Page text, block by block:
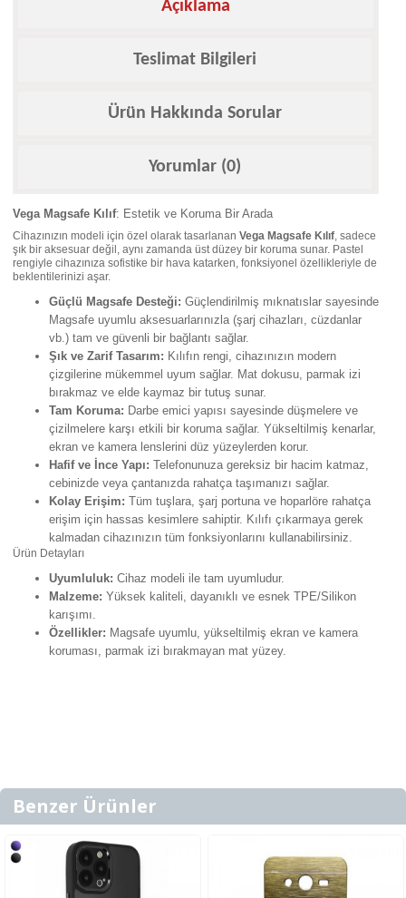
Açıklama
Teslimat Bilgileri
Ürün Hakkında Sorular
Yorumlar (0)
Vega Magsafe Kılıf: Estetik ve Koruma Bir Arada
Cihazınızın modeli için özel olarak tasarlanan Vega Magsafe Kılıf , sadece
şık bir aksesuar değil, aynı zamanda üst düzey bir koruma sunar. Pastel
rengiyle cihazınıza sofistike bir hava katarken, fonksiyonel özellikleriyle de
beklentilerinizi aşar.
Güçlü Magsafe Desteği: Güçlendirilmiş mıknatıslar sayesinde
Magsafe uyumlu aksesuarlarınızla (şarj cihazları, cüzdanlar
vb.) tam ve güvenli bir bağlantı sağlar.
Şık ve Zarif Tasarım: Kılıfın rengi, cihazınızın modern
çizgilerine mükemmel uyum sağlar. Mat dokusu, parmak izi
bırakmaz ve elde kaymaz bir tutuş sunar.
Tam Koruma: Darbe emici yapısı sayesinde düşmelere ve
çizilmelere karşı etkili bir koruma sağlar. Yükseltilmiş kenarlar,
ekran ve kamera lenslerini düz yüzeylerden korur.
Hafif ve İnce Yapı: Telefonunuza gereksiz bir hacim katmaz,
cebinizde veya çantanızda rahatça taşımanızı sağlar.
Kolay Erişim: Tüm tuşlara, şarj portuna ve hoparlöre rahatça
erişim için hassas kesimlere sahiptir. Kılıfı çıkarmaya gerek
kalmadan cihazınızın tüm fonksiyonlarını kullanabilirsiniz.
Ürün Detayları
Uyumluluk: Cihaz modeli ile tam uyumludur.
Malzeme: Yüksek kaliteli, dayanıklı ve esnek TPE/Silikon
karışımı.
Özellikler: Magsafe uyumlu, yükseltilmiş ekran ve kamera
koruması, parmak izi bırakmayan mat yüzey.
Benzer Ürünler